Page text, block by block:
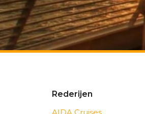
Rederijen